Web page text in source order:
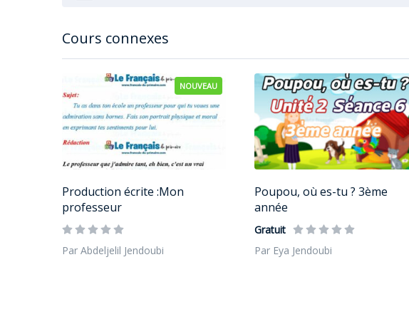
Cours connexes
NOUVEAU
Production écrite :Mon
professeur
Par Abdeljelil Jendoubi
Poupou, où es-tu ? 3ème
année
Gratuit
Par Eya Jendoubi